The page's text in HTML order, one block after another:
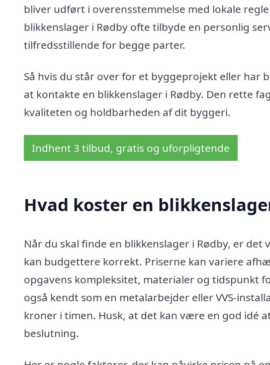
bliver udført i overensstemmelse med lokale
blikkenslager i Rødby ofte tilbyde en personlig
tilfredsstillende for begge parter.
Så hvis du står over for et byggeprojekt eller har
at kontakte en blikkenslager i Rødby. Den rette
kvaliteten og holdbarheden af dit byggeri.
Indhent 3 tilbud, gratis og uforpligtende
Hvad koster en
Når du skal finde en blikkenslager i Rødby, er
kan budgettere korrekt. Priserne kan variere
opgavens kompleksitet, materialer og tidspunkt
også kendt som en metalarbejder eller VVS-
kroner i timen. Husk, at det kan være en god
beslutning.